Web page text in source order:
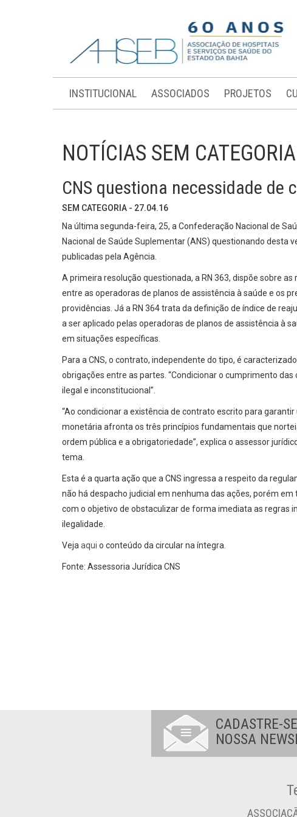
INSTITUCIONAL ASSOCIADOS PROJETOS
NOTÍCIAS SEM CATEGORIA
CNS questiona necessidade de
SEM CATEGORIA - 27.04.16
Na última segunda-feira, 25, a Confederação Nacional de
Nacional de Saúde Suplementar (ANS) questionando desta
publicadas pela Agência.
A primeira resolução questionada, a RN 363, dispõe sobre
entre as operadoras de planos de assistência à saúde e os
providências. Já a RN 364 trata da definição de índice de
a ser aplicado pelas operadoras de planos de assistência à
em situações específicas.
Para a CNS, o contrato, independente do tipo, é
obrigações entre as partes. “Condicionar o cumprimento
ilegal e inconstitucional”.
“Ao condicionar a existência de contrato escrito para
monetária afronta os três princípios fundamentais que
ordem pública e a obrigatoriedade”, explica o assessor
tema.
Esta é a quarta ação que a CNS ingressa a respeito da
não há despacho judicial em nenhuma das ações, porém
com o objetivo de obstaculizar de forma imediata as regras
ilegalidade.
Veja aqui o conteúdo da circular na íntegra.
Fonte: Assessoria Jurídica CNS
CADASTRE-
NOSSA